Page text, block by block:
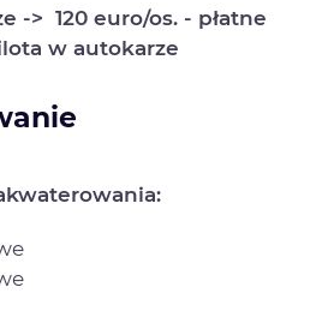
-> 120 euro/os. - płatne
w autokarze